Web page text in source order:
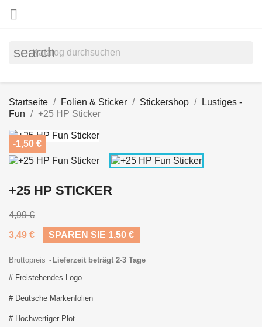

search
Startseite Folien & Sticker Stickershop
Lustiges -
Fun
+25 HP Sticker
-1,50 €
+25 HP STICKER
4,99 €
3,49 €
SPAREN SIE 1,50 €
Bruttopreis
Lieferzeit beträgt 2-3 Tage
# Freistehendes Logo
# Deutsche Markenfolien
# Hochwertiger Plot